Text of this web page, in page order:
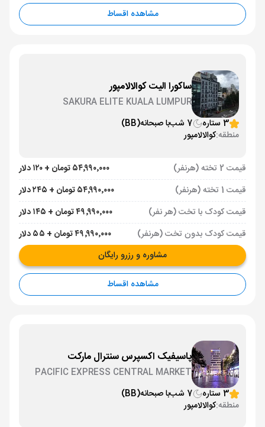
مشاهده اقساط
ساکورا الیت کوالالامپور
SAKURA ELITE KUALA LUMPUR
3 ستاره
7 شب با صبحانه(BB)
منطقه:کوالالامپور
قیمت 2 تخته (هرنفر)
۵۴٬۹۹۰٬۰۰۰ تومان + ۱۲۰ دلار
قیمت 1 تخته (هرنفر)
۵۴٬۹۹۰٬۰۰۰ تومان + ۲۴۵ دلار
قیمت کودک با تخت (هر نفر)
۴۹٬۹۹۰٬۰۰۰ تومان + ۱۴۵ دلار
قیمت کودک بدون تخت (هرنفر)
۴۹٬۹۹۰٬۰۰۰ تومان + ۵۵ دلار
مشاوره و رزرو رایگان
مشاهده اقساط
پاسیفیک اکسپرس سنترال مارکت
PACIFIC EXPRESS CENTRAL MARKET
3 ستاره
7 شب با صبحانه(BB)
منطقه:کوالالامپور